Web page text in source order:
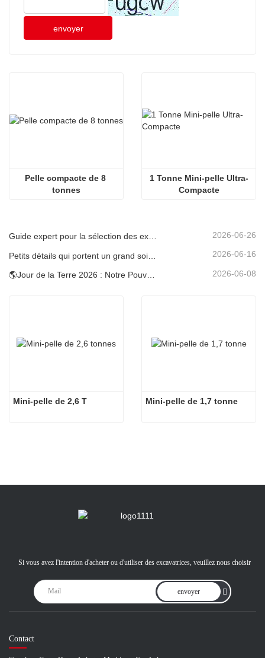
envoyer
Pelle compacte de 8
tonnes
1 Tonne Mini-pelle Ultra-
Compacte
Guide expert pour la sélection des excavatrices Carter (0,6 t à 60 t) pour une efficacité optimale sur le chantier 2026-06-26
2026-06-16
2026-06-08
Mini-pelle de 2,6 T Mini-pelle de 1,7 tonne
Si vous avez l'intention d'acheter ou d'utiliser des excavatrices, veuillez nous choisir
envoyer
Contact